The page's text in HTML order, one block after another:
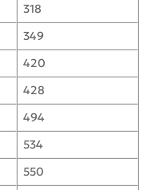
318
349
420
428
494
534
550